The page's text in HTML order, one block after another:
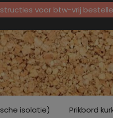
voor btw-vrij
isolatie) Prikbord